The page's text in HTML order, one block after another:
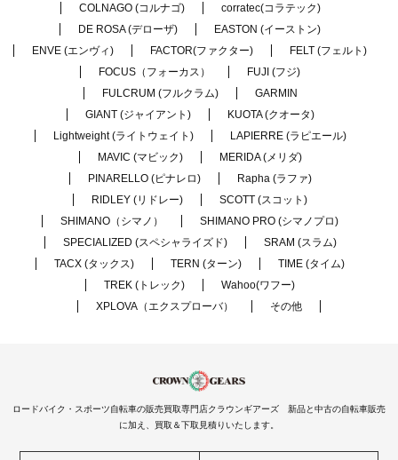
COLNAGO (コルナゴ)
corratec(コラテック)
DE ROSA (デローザ)
EASTON (イーストン)
ENVE (エンヴィ)
FACTOR(ファクター)
FELT (フェルト)
FOCUS（フォーカス）
FUJI (フジ)
FULCRUM (フルクラム)
GARMIN
GIANT (ジャイアント)
KUOTA (クオータ)
Lightweight (ライトウェイト)
LAPIERRE (ラピエール)
MAVIC (マビック)
MERIDA (メリダ)
PINARELLO (ピナレロ)
Rapha (ラファ)
RIDLEY (リドレー)
SCOTT (スコット)
SHIMANO（シマノ）
SHIMANO PRO (シマノプロ)
SPECIALIZED (スペシャライズド)
SRAM (スラム)
TACX (タックス)
TERN (ターン)
TIME (タイム)
TREK (トレック)
Wahoo(ワフー)
XPLOVA（エクスプローバ）
その他
ロードバイク・スポーツ自転車の販売買取専門店クラウンギアーズ 新品と中古の自転車販売
に加え、買取＆下取見積りいたします。